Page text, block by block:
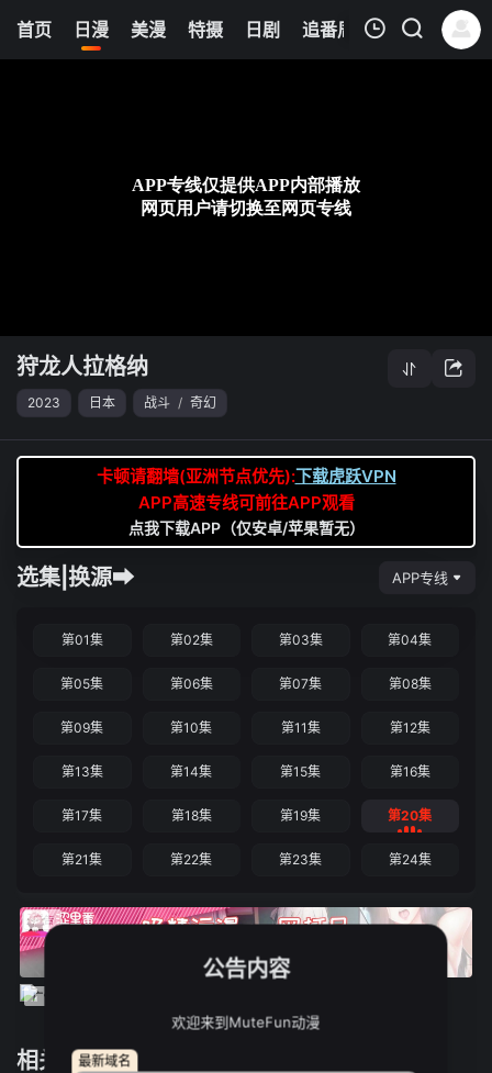
首页 日漫 美漫 特摄 日剧 追番周表 今日更新
8
清空
狩龙人拉格纳
2023 日本 战斗 / 奇幻
卡顿请翻墙(亚洲节点优先):下载虎跃VPN
APP高速专线可前往APP观看
点我下载APP（仅安卓/苹果暂无）
选集|换源➡ APP专线
第01集 第02集 第03集 第04集
第05集 第06集 第07集 第08集
第09集 第10集 第11集 第12集
第13集 第14集 第15集 第16集
第17集 第18集 第19集 第20集
第21集 第22集 第23集 第24集
相关推荐
公告内容
欢迎来到MuteFun动漫
最新域名